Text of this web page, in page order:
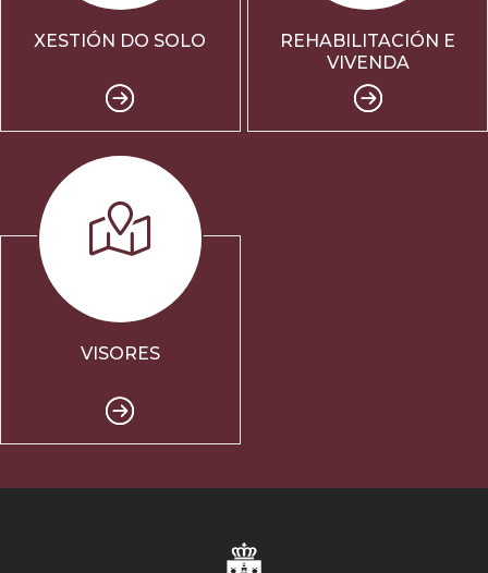
XESTIÓN DO SOLO
REHABILITACIÓN E
VIVENDA
VISORES